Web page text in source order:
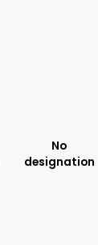
No
designation